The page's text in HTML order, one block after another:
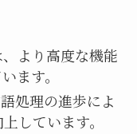
より高度な機能
ます。
処理の進歩によ
しています。